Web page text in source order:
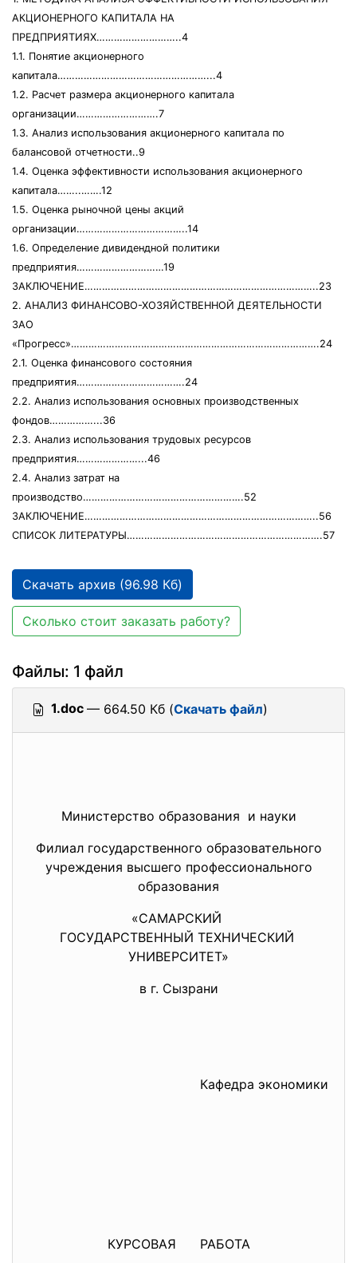
АКЦИОНЕРНОГО КАПИТАЛА НА
ПРЕДПРИЯТИЯХ………………………..4
1.1. Понятие акционерного
капитала……………………………………………...4
1.2. Расчет размера акционерного капитала
организации……………………….7
1.3. Анализ использования акционерного капитала по
балансовой отчетности..9
1.4. Оценка эффективности использования акционерного
капитала……..…….12
1.5. Оценка рыночной цены акций
организации………………………………..14
1.6. Определение дивидендной политики
предприятия…………………………19
ЗАКЛЮЧЕНИЕ……………………………………………………………………..23
2. АНАЛИЗ ФИНАНСОВО-ХОЗЯЙСТВЕННОЙ ДЕЯТЕЛЬНОСТИ
ЗАО
«Прогресс»………………………………………………………………………….24
2.1. Оценка финансового состояния
предприятия……………………………….24
2.2. Анализ использования основных производственных
фондов……………...36
2.3. Анализ использования трудовых ресурсов
предприятия…………………...46
2.4. Анализ затрат на
производство……………………………………………….52
ЗАКЛЮЧЕНИЕ……………………………………………………………………..56
СПИСОК ЛИТЕРАТУРЫ………………………………………………………….57
Скачать архив (96.98 Кб)
Сколько стоит заказать работу?
Файлы: 1 файл
1.doc — 664.50 Кб (Скачать файл)
Министерство образования и науки
Филиал государственного образовательного
учреждения высшего профессионального
образования
«САМАРСКИЙ
ГОСУДАРСТВЕННЫЙ ТЕХНИЧЕСКИЙ
УНИВЕРСИТЕТ»
в г. Сызрани
Кафедра экономики
КУРСОВАЯ РАБОТА